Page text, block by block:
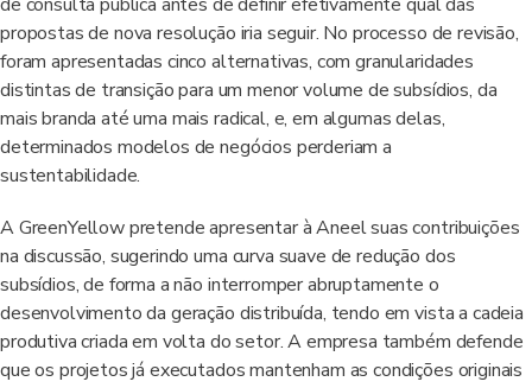
propostas de nova resolução iria seguir. No processo de revisão,
foram apresentadas cinco alternativas, com granularidades
distintas de transição para um menor volume de subsídios, da
mais branda até uma mais radical, e, em algumas delas,
determinados modelos de negócios perderiam a
sustentabilidade.
A GreenYellow pretende apresentar à Aneel suas contribuições
na discussão, sugerindo uma curva suave de redução dos
subsídios, de forma a não interromper abruptamente o
desenvolvimento da geração distribuída, tendo em vista a cadeia
produtiva criada em volta do setor. A empresa também defende
que os projetos já executados mantenham as condições originais